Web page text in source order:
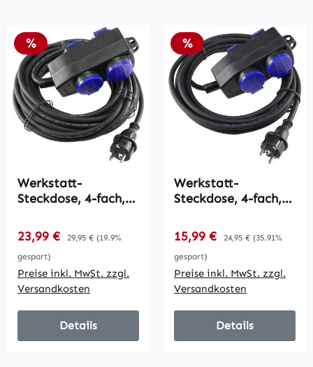
Rabatt
%
Werkstatt-
Steckdose, 4-fach,
mit Aufhänger,
H07RN-F 3G1,5mm²
Verkaufspreis:
23,99 € Regulärer Preis:
29,95 € (19.9%
gespart)
Preise inkl. MwSt. zzgl.
Versandkosten
Details
Rabatt
%
Werkstatt-
Steckdose, 4-fach,
mit Aufhänger,
H07RN-F 3G1,5mm²
Verkaufspreis:
15,99 € Regulärer Preis:
24,95 € (35.91%
gespart)
Preise inkl. MwSt. zzgl.
Versandkosten
Details